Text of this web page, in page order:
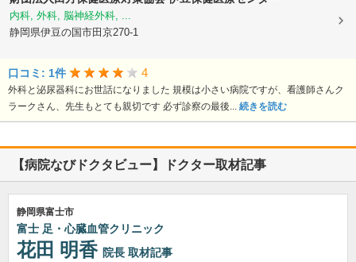
内科, 外科, 脳神経外科, ...
静岡県伊豆の国市田京270-1
口コミ: 1件 4
外科と泌尿器科にお世話になりました 規模は小さい病院ですが、看護師さんク
ラークさん、先生もとても親切です 必ず診察の最後... 続きを読む
【病院なびドクタビュー】ドクター取材記事
静岡県富士市
富士 足・心臓血管クリニック
花田 明香 院長 取材記事